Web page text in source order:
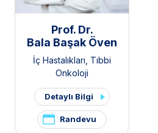
Prof. Dr.
Bala Başak Öven
İç Hastalıkları Tıbbi
Onkoloji
Detaylı Bilgi
Randevu